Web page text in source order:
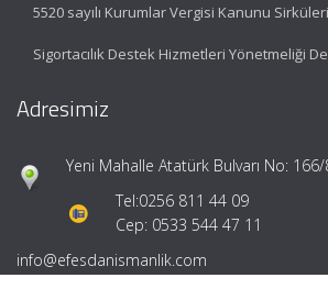
5520 sayılı Kurumlar Vergisi Kanunu
Sigortacılık Destek Hizmetleri Yönetmeliği
Adresimiz
Yeni Mahalle Atatürk Bulvarı No:
Tel:0256 811 44 09
Cep: 0533 544 47 11
info@efesdanismanlik.com